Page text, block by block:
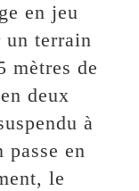
en jeu
un terrain
mètres de
deux
à
en
le